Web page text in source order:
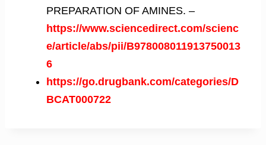
PREPARATION OF AMINES. –
https://www.sciencedirect.com/scienc
e/article/abs/pii/B978008011913750013
6
https://go.drugbank.com/categories/D
BCAT000722